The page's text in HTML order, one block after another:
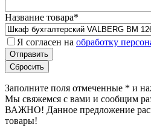
Название товара*
Я согласен на обработку
Заполните поля отмеченные * и
Мы свяжемся с вами и сообщим
ВАЖНО! Данное предложение
товары!